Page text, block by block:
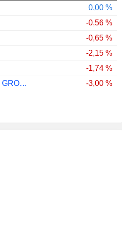
0,00 %
-0,56 %
-0,65 %
-2,15 %
-1,74 %
ZURICH INSURANCE GROUP LTD
-3,00 %